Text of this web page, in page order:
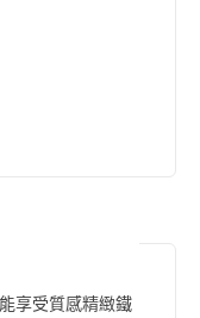
享受質感精緻鐵